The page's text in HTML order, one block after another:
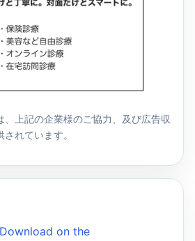
、上記の企業様のご協力、及び広告収
れています。